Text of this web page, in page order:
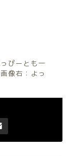
ぴーとも一
像右：よっ